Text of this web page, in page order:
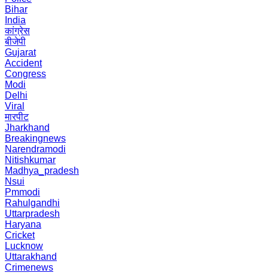
Bihar
India
कांग्रेस
बीजेपी
Gujarat
Accident
Congress
Modi
Delhi
Viral
मारपीट
Jharkhand
Breakingnews
Narendramodi
Nitishkumar
Madhya_pradesh
Nsui
Pmmodi
Rahulgandhi
Uttarpradesh
Haryana
Cricket
Lucknow
Uttarakhand
Crimenews